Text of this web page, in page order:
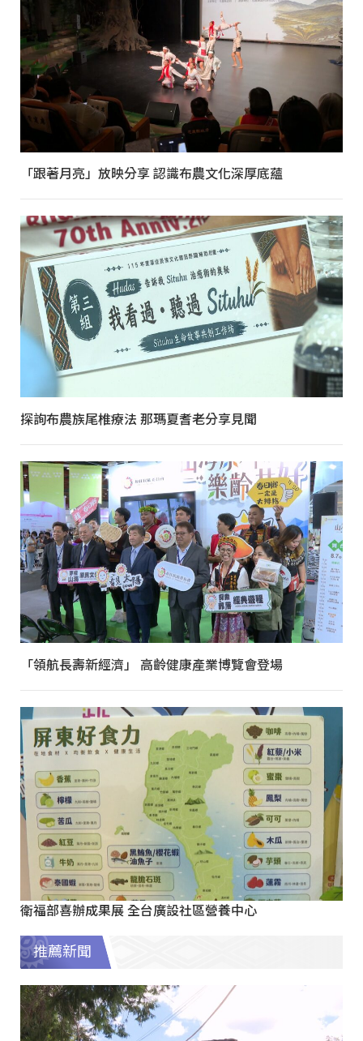
「跟著月亮」放映分享 認識布農文化深厚底蘊
探詢布農族尾椎療法 那瑪夏耆老分享見聞
「領航長壽新經濟」 高齡健康產業博覽會登場
衛福部喜辦成果展 全台廣設社區營養中心
推薦新聞